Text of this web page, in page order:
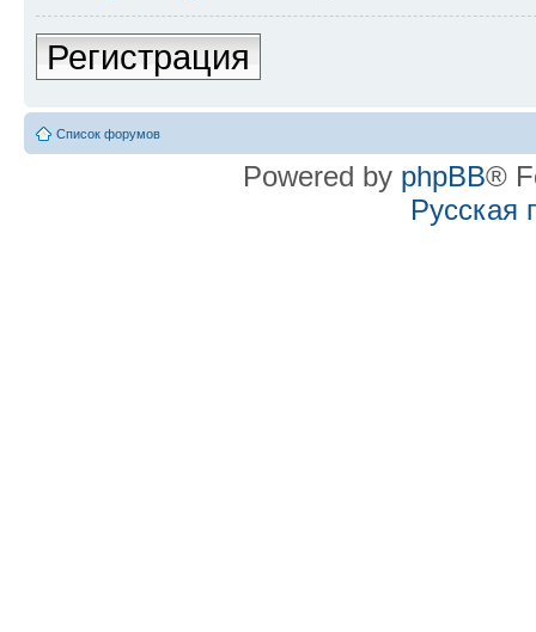
Регистрация
Список форумов
Powered by phpBB®
Русская